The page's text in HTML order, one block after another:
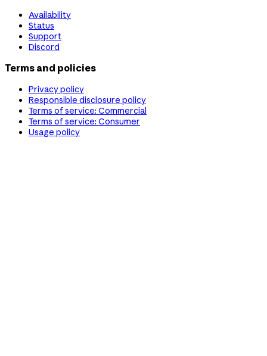
Availability
Status
Support
Discord
Terms and policies
Privacy policy
Responsible disclosure policy
Terms of service: Commercial
Terms of service: Consumer
Usage policy